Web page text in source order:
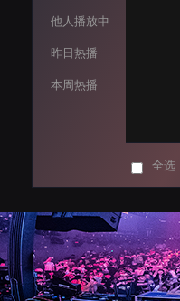
他人播放中
昨日热播
本周热播
全选